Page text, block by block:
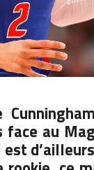
au